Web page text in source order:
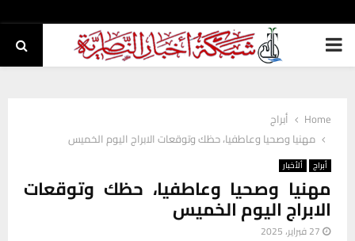
PRIMARY
Home
أبراج
مهنيا وصحيا وعاطفيا، حظك وتوقعات الابراج اليوم الخميس
أبراج ألأخبار
مهنيا وصحيا وعاطفيا، حظك وتوقعات
الابراج اليوم الخميس
27 فبراير، 2025